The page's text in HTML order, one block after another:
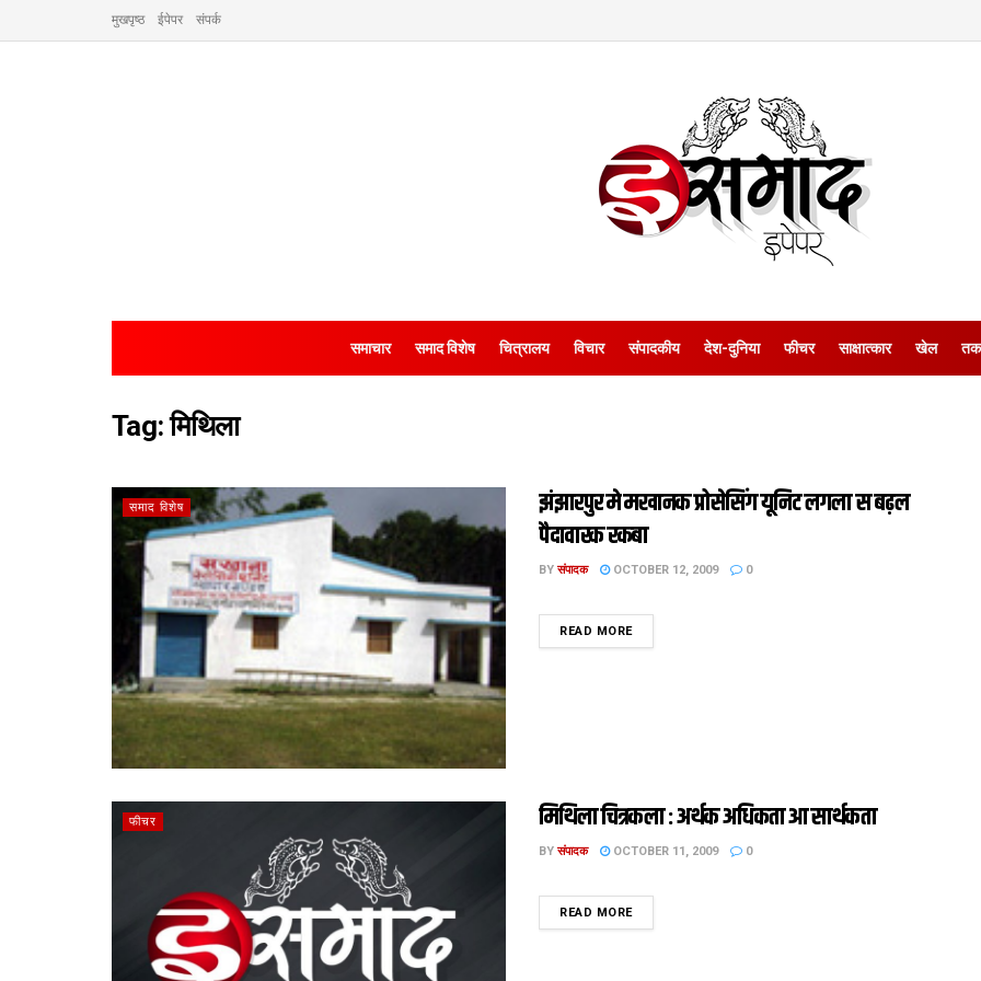
मुखपृष्ठ ईपेपर संपर्क
समाचार समाद विशेष चित्रालय विचार संपादकीय देश-दुनिया फीचर साक्षात्‍कार खेल
Tag:मिथिला
समाद विशेष
झंझारपुर मे मखानक प्रोसेसिंग यूनिट लगला स बढ़ल
पैदावारक रकबा
BY संपादक OCTOBER 12, 2009 0
READ MOREDETAILS
फीचर मिथिला चित्रकला : अर्थक अधिकता आ सार्थकता
BY संपादक OCTOBER 11, 2009 0
READ MOREDETAILS